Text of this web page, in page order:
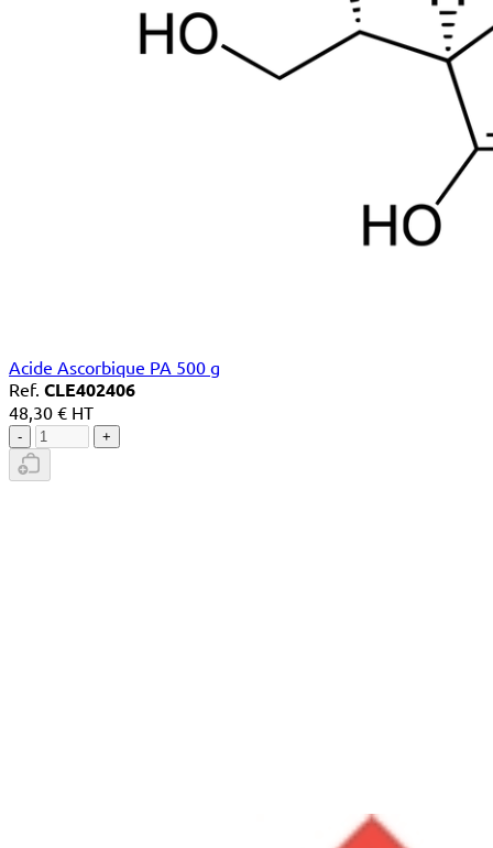
Acide Ascorbique PA 500 g
Ref. CLE402406
48,30 € HT
- +